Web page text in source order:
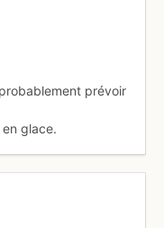
prévoir
glace.